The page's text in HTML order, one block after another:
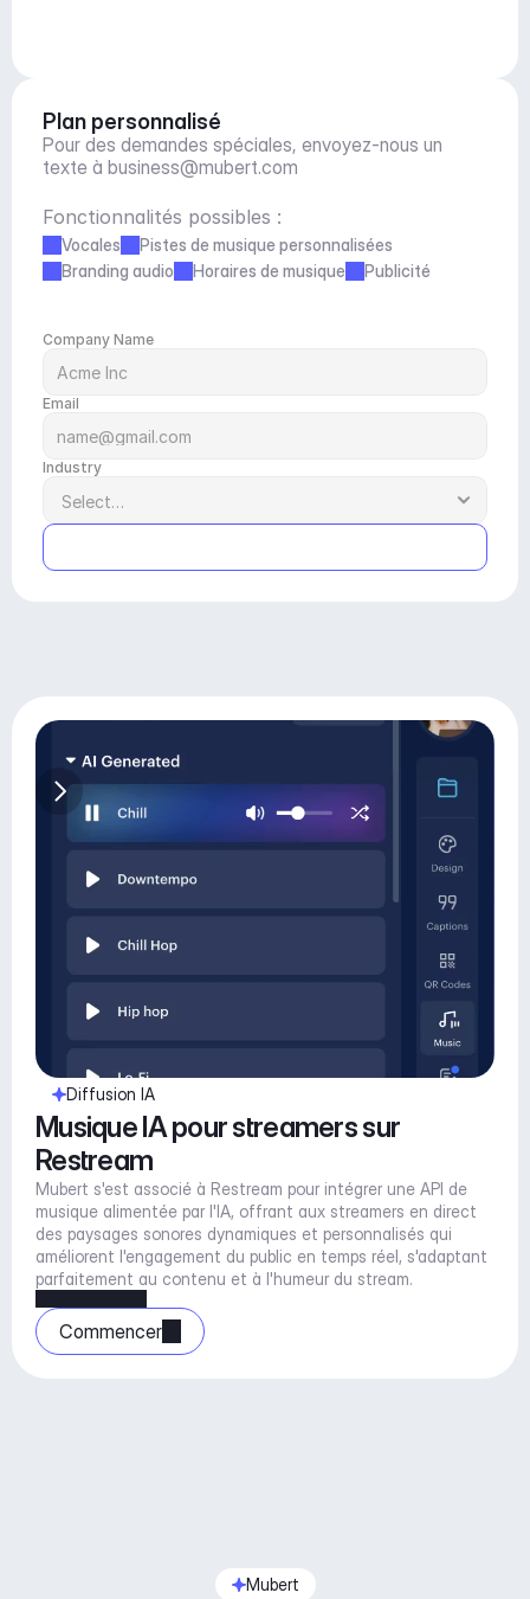
Plan personnalisé
Pour des demandes spéciales, envoyez-nous un
texte à business@mubert.com
Fonctionnalités possibles :
Vocales
Pistes de musique personnalisées
Branding audio
Horaires de musique Publicité
Company Name
Email
Industry
Diffusion IA
Musique IA pour streamers sur
Restream
Mubert s'est associé à Restream pour intégrer une API de
musique alimentée par l'IA, offrant aux streamers en direct
des paysages sonores dynamiques et personnalisés qui
améliorent l'engagement du public en temps réel, s'adaptant
parfaitement au contenu et à l'humeur du stream.
Commencer
Mubert